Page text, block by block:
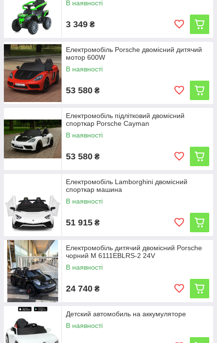
В наявності
3 349 ₴
Електромобіль Porsche двомісний дитячий
мотор 600W
В наявності
53 580 ₴
Електромобіль підлітковий двомісний
спорткар Porsche Cayman
В наявності
53 580 ₴
Електромобіль Lamborghini двомісний
спорткар машина
В наявності
51 915 ₴
Електромобіль дитячий двомісний Porsche
чорний M 6111EBLRS-2 24V
В наявності
24 740 ₴
Детский автомобиль на аккумуляторе
В наявності